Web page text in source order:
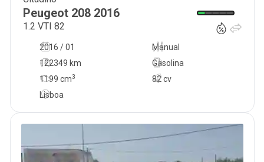
Peugeot 208 2016
1.2 VTI 82
2016 / 01
Manual
122349 km
82 cv
Gasolina
1199 cm3
Lisboa